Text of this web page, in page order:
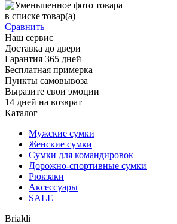
в списке товар(а)
Сравнить
Наш сервис
Доставка до двери
Гарантия 365 дней
Бесплатная примерка
Пункты самовывоза
Выразите свои эмоции
14 дней на возврат
Каталог
Мужские сумки
Женские сумки
Сумки для командировок
Дорожно-спортивные сумки
Рюкзаки
Аксессуары
SALE
Brialdi